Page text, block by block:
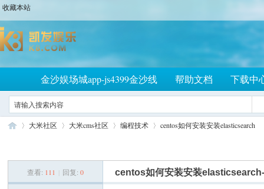
收藏本站
金沙娱场城app-js4399金沙线 帮助文档 下载中
大米社区 大米cms社区 编程技术
›
centos如何安装安装elasticsearch
查看: 111 回复: 0 centos如何安装安装